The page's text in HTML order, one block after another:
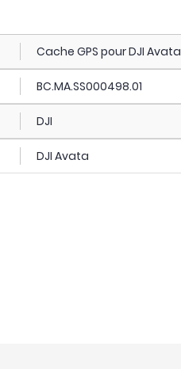
Cache GPS pour DJI Avata
BC.MA.SS000498.01
DJI
DJI Avata